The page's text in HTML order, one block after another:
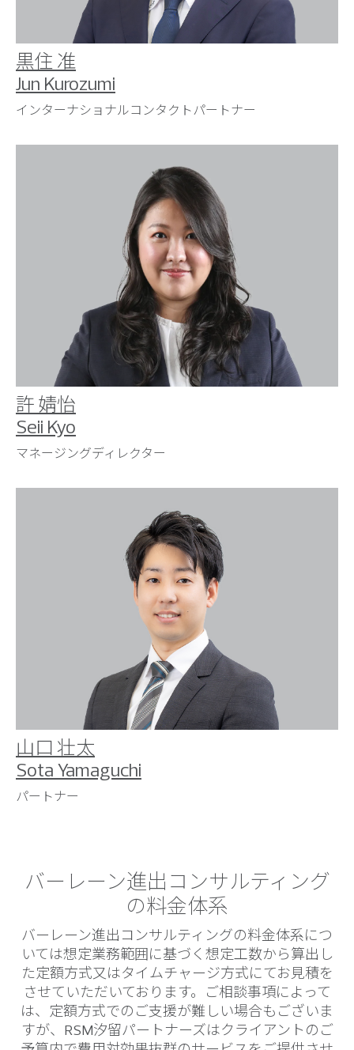
黒住 准
Jun Kurozumi
インターナショナルコンタクトパートナー
許 婧怡
Seii Kyo
マネージングディレクター
山口 壮太
Sota Yamaguchi
パートナー
バーレーン進出コンサルティング
の料金体系
バーレーン進出コンサルティングの料金体系につ
いては想定業務範囲に基づく想定工数から算出し
た定額方式又はタイムチャージ方式にてお見積を
させていただいております。ご相談事項によって
は、定額方式でのご支援が難しい場合もございま
すが、RSM汐留パートナーズはクライアントのご